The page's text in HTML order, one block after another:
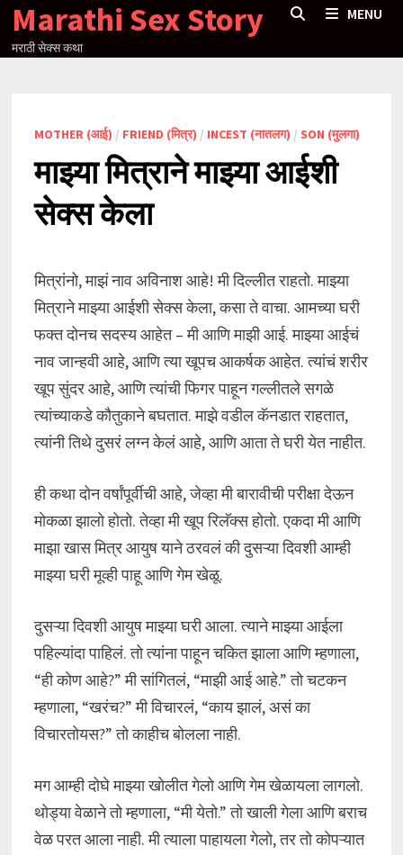
Skip
content
Marathi Sex Story
मराठी सेक्स कथा
MENU
MOTHER (आई) / FRIEND (मित्र) / INCEST (नातलग) / SON (मुलगा)
माझ्या मित्राने माझ्या आईशी
सेक्स केला
मित्रांनो, माझं नाव अविनाश आहे! मी दिल्लीत राहतो. माझ्या
मित्राने माझ्या आईशी सेक्स केला, कसा ते वाचा. आमच्या घरी
फक्त दोनच सदस्य आहेत – मी आणि माझी आई. माझ्या आईचं
नाव जान्हवी आहे, आणि त्या खूपच आकर्षक आहेत. त्यांचं शरीर
खूप सुंदर आहे, आणि त्यांची फिगर पाहून गल्लीतले सगळे
त्यांच्याकडे कौतुकाने बघतात. माझे वडील कॅनडात राहतात,
त्यांनी तिथे दुसरं लग्न केलं आहे, आणि आता ते घरी येत नाहीत.
ही कथा दोन वर्षांपूर्वीची आहे, जेव्हा मी बारावीची परीक्षा देऊन
मोकळा झालो होतो. तेव्हा मी खूप रिलॅक्स होतो. एकदा मी आणि
माझा खास मित्र आयुष याने ठरवलं की दुसऱ्या दिवशी आम्ही
माझ्या घरी मूव्ही पाहू आणि गेम खेळू.
दुसऱ्या दिवशी आयुष माझ्या घरी आला. त्याने माझ्या आईला
पहिल्यांदा पाहिलं. तो त्यांना पाहून चकित झाला आणि म्हणाला,
“ही कोण आहे?” मी सांगितलं, “माझी आई आहे.” तो चटकन
म्हणाला, “खरंच?” मी विचारलं, “काय झालं, असं का
विचारतोयस?” तो काहीच बोलला नाही.
मग आम्ही दोघे माझ्या खोलीत गेलो आणि गेम खेळायला लागलो.
थोड्या वेळाने तो म्हणाला, “मी येतो.” तो खाली गेला आणि बराच
वेळ परत आला नाही. मी त्याला पाहायला गेलो, तर तो कोपऱ्यात